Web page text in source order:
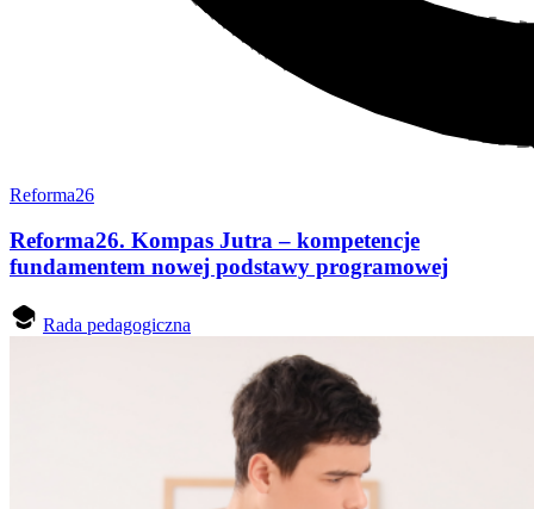
Reforma26
Reforma26. Kompas Jutra – kompetencje
fundamentem nowej podstawy programowej
Rada pedagogiczna